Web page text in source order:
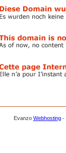
Evanzo Webhosting-